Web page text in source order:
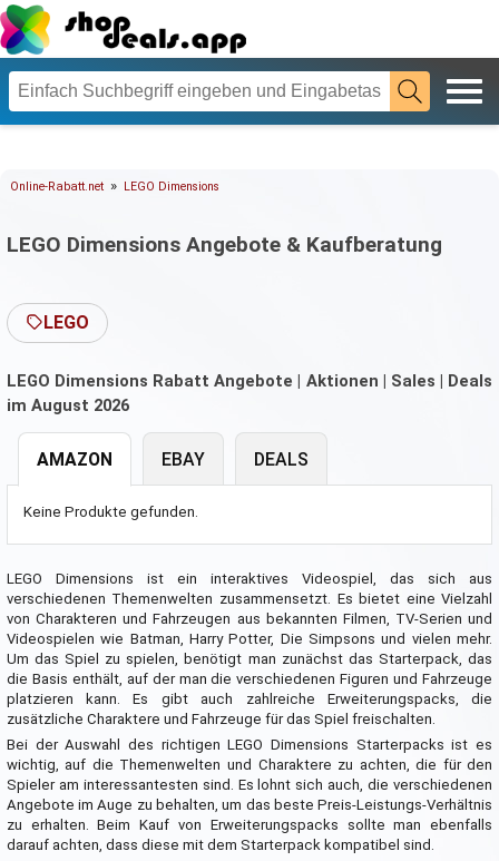
Online-Rabatt.net » LEGO Dimensions
LEGO Dimensions Angebote & Kaufberatung
LEGO
LEGO Dimensions Rabatt Angebote | Aktionen | Sales | Deals
im August 2026
AMAZON
Keine Produkte gefunden.
EBAY DEALS
LEGO Dimensions ist ein interaktives Videospiel, das sich aus
verschiedenen Themenwelten zusammensetzt. Es bietet eine Vielzahl
von Charakteren und Fahrzeugen aus bekannten Filmen, TV-Serien und
Videospielen wie Batman, Harry Potter, Die Simpsons und vielen mehr.
Um das Spiel zu spielen, benötigt man zunächst das Starterpack, das
die Basis enthält, auf der man die verschiedenen Figuren und Fahrzeuge
platzieren kann. Es gibt auch zahlreiche Erweiterungspacks, die
zusätzliche Charaktere und Fahrzeuge für das Spiel freischalten.
Bei der Auswahl des richtigen LEGO Dimensions Starterpacks ist es
wichtig, auf die Themenwelten und Charaktere zu achten, die für den
Spieler am interessantesten sind. Es lohnt sich auch, die verschiedenen
Angebote im Auge zu behalten, um das beste Preis-Leistungs-Verhältnis
zu erhalten. Beim Kauf von Erweiterungspacks sollte man ebenfalls
darauf achten, dass diese mit dem Starterpack kompatibel sind.